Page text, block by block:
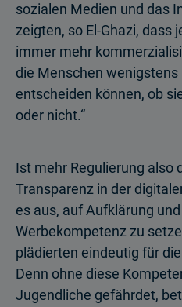
sozialen Medien und das
zeigten, so El-Ghazi, dass
immer mehr
die Menschen
entscheiden können, ob
oder nicht.“
Ist mehr Regulierung also
Transparenz in der
es aus, auf Aufklärung
Werbekompetenz zu
plädierten eindeutig für
Denn ohne diese
Jugendliche gefährdet,